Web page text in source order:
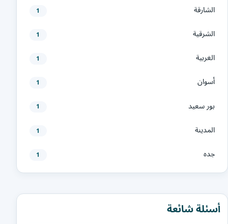
الشارقة 1
الشرقية 1
الغربية 1
أسوان 1
بور سعيد 1
المدينة 1
جده 1
أسئلة شائعة